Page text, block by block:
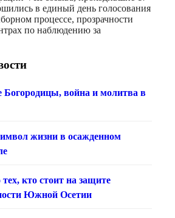
в единый день голосования
процессе, прозрачности
по наблюдению за
Богородицы, война и молитва в
жизни в осажденном
тех, кто стоит на защите
Южной Осетии